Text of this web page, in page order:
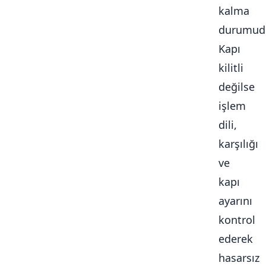
kalma
Kapı
kilitli
değilse
işlem
dili,
karşılığı
ve
kapı
ayarını
kontrol
ederek
hasarsız